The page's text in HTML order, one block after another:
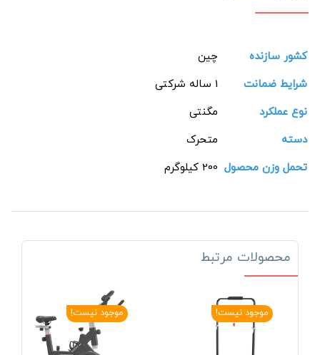
کشور سازنده
چین
شرایط ضمانت
1 ساله شرکتی
نوع عملکرد
مگنتی
دسته
متحرک
تحمل وزن محصول 200 کیلوگرم
محصولات مرتبط
موجود نیست! موجود نیست!